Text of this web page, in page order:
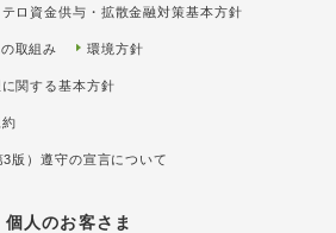
ロ資金供与・拡散金融対策基本方針
取組み 環境方針
関する基本方針
版）遵守の宣言について
個人のお客さま